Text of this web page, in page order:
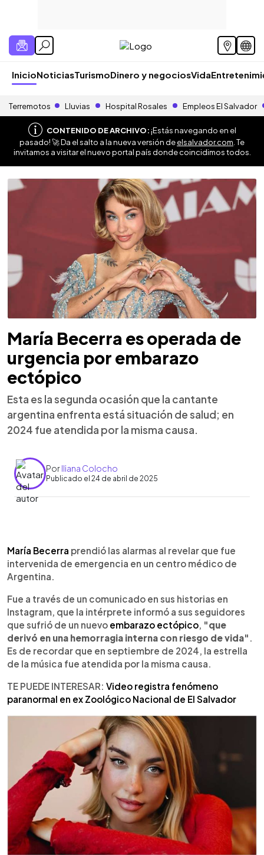
InicioNoticiasTurismoDinero y negociosVida
Terremotos Lluvias Hospital Rosales Empleos El Salvador
CONTENIDO DE ARCHIVO:¡Estás navegando en el
pasado! 🚀 Da el salto a la nueva versión deelsalvador.com . Te
invitamos a visitar el nuevo portal país donde coincidimos todos.
María Becerra es operada de
urgencia por embarazo
ectópico
Esta es la segunda ocasión que la cantante
argentina enfrenta está situación de salud; en
2024 fue atendida por la misma causa.
PorIliana Colocho
Publicado el 24 de abril de 2025
► Escuchar artículo
María Becerra prendió las alarmas al revelar que fue
intervenida de emergencia en un centro médico de
Argentina.
Fue a través de un comunicado en sus historias en
Instagram, que la intérprete informó a sus seguidores
que sufrió de un nuevo embarazo ectópico "que
derivó en una hemorragia interna con riesgo de vida"
Es de recordar que en septiembre de 2024, la estrella
de la música fue atendida por la misma causa.
TE PUEDE INTERESAR: Video registra fenómeno
paranormal en ex Zoológico Nacional de El Salvador